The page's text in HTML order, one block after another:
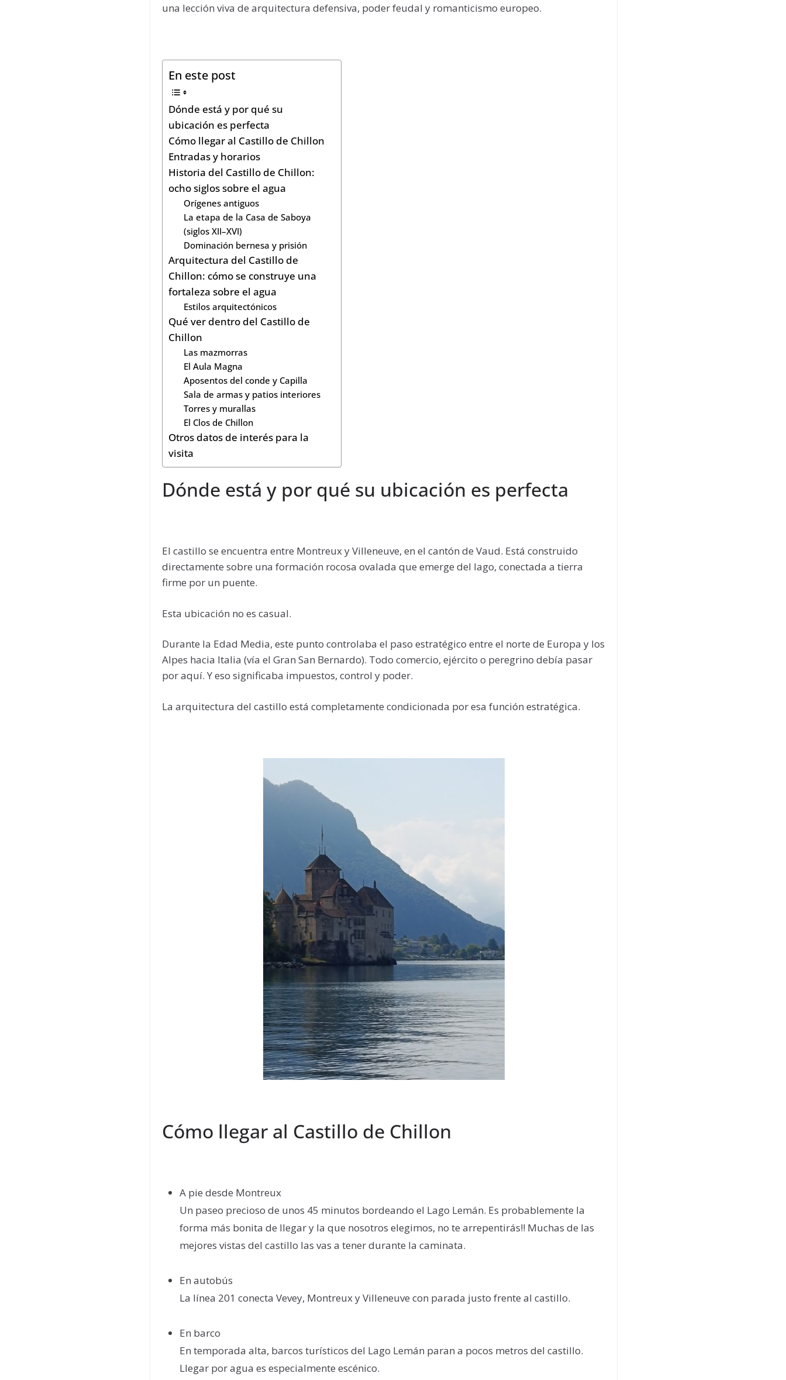
una lección viva de arquitectura defensiva, poder feudal y romanticismo europeo.
En este post
Dónde está y por qué su
ubicación es perfecta
Cómo llegar al Castillo de Chillon
Entradas y horarios
Historia del Castillo de Chillon:
ocho siglos sobre el agua
Orígenes antiguos
La etapa de la Casa de Saboya
(siglos XII–XVI)
Dominación bernesa y prisión
Arquitectura del Castillo de
Chillon: cómo se construye una
fortaleza sobre el agua
Estilos arquitectónicos
Qué ver dentro del Castillo de
Chillon
Las mazmorras
El Aula Magna
Aposentos del conde y Capilla
Sala de armas y patios interiores
Torres y murallas
El Clos de Chillon
Otros datos de interés para la
visita
Dónde está y por qué su ubicación es perfecta
El castillo se encuentra entre Montreux y Villeneuve, en el cantón de Vaud. Está construido
directamente sobre una formación rocosa ovalada que emerge del lago, conectada a tierra
firme por un puente.
Esta ubicación no es casual.
Durante la Edad Media, este punto controlaba el paso estratégico entre el norte de Europa y los
Alpes hacia Italia (vía el Gran San Bernardo). Todo comercio, ejército o peregrino debía pasar
por aquí. Y eso significaba impuestos, control y poder.
La arquitectura del castillo está completamente condicionada por esa función estratégica.
Cómo llegar al Castillo de Chillon
A pie desde Montreux
Un paseo precioso de unos 45 minutos bordeando el Lago Lemán. Es probablemente la
forma más bonita de llegar y la que nosotros elegimos, no te arrepentirás!! Muchas de las
mejores vistas del castillo las vas a tener durante la caminata.
En autobús
La línea 201 conecta Vevey, Montreux y Villeneuve con parada justo frente al castillo.
En barco
En temporada alta, barcos turísticos del Lago Lemán paran a pocos metros del castillo.
Llegar por agua es especialmente escénico.